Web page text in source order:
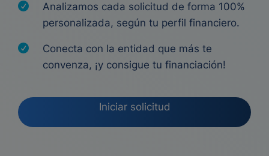
Analizamos cada solicitud de forma 100%
personalizada, según tu perfil financiero.
Conecta con la entidad que más te
convenza, ¡y consigue tu financiación!
Iniciar solicitud